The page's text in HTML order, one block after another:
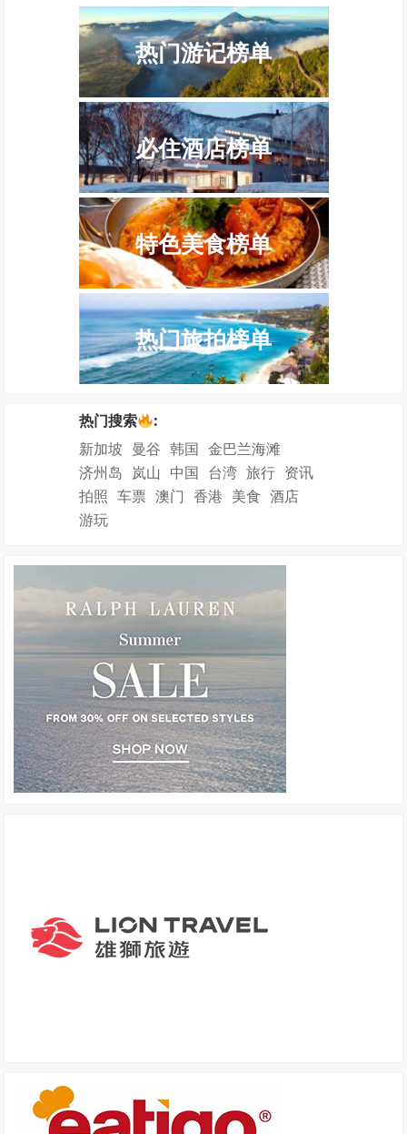
热门游记榜单
必住酒店榜单
特色美食榜单
热门旅拍榜单
热门搜索
:
新加坡 曼谷 韩国 金巴兰海滩
济州岛 岚山 中国 台湾 旅行 资讯
拍照 车票 澳门 香港 美食 酒店
游玩